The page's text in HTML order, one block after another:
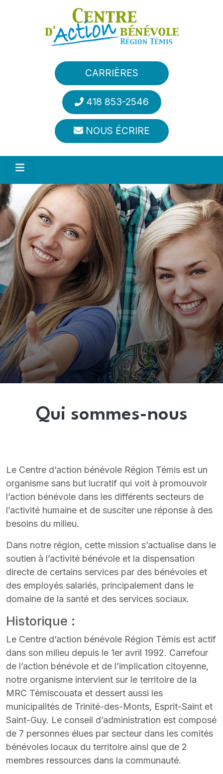
Aller au contenu principal
CARRIÈRES
418 853-2546
NOUS ÉCRIRE
Qui sommes-nous
Le Centre d’action bénévole Région Témis est un
organisme sans but lucratif qui voit à promouvoir
l’action bénévole dans les différents secteurs de
l’activité humaine et de susciter une réponse à des
besoins du milieu.
Dans notre région, cette mission s’actualise dans le
soutien à l’activité bénévole et la dispensation
directe de certains services par des bénévoles et
des employés salariés, principalement dans le
domaine de la santé et des services sociaux.
Historique :
Le Centre d’action bénévole Région Témis est actif
dans son milieu depuis le 1er avril 1992. Carrefour
de l’action bénévole et de l’implication citoyenne,
notre organisme intervient sur le territoire de la
MRC Témiscouata et dessert aussi les
municipalités de Trinité-des-Monts, Esprit-Saint et
Saint-Guy. Le conseil d’administration est composé
de 7 personnes élues par secteur dans les comités
bénévoles locaux du territoire ainsi que de 2
membres ressources dans la communauté.